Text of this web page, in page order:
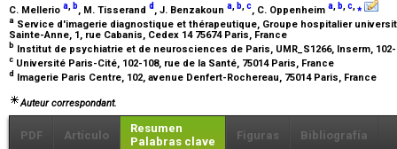
C. Mellerio a b, M. Tisserand d , J. Benzakoun a b c, C. Oppenheim a b c ⁎
a Service d'imagerie diagnostique et thérapeutique, Groupe hospitalier
Sainte-Anne, 1, rue Cabanis, Cedex 14 75674 Paris, France
b Institut de psychiatrie et de neurosciences de Paris, UMR_S1266, Inserm,
c Université Paris-Cité, 102-108, rue de la Santé, 75014 Paris, France
d Imagerie Paris Centre, 102, avenue Denfert-Rochereau, 75014 Paris, France
Auteur correspondant.
PDF Artículo
Resumen
Palabras clave
Figuras Bibliografía